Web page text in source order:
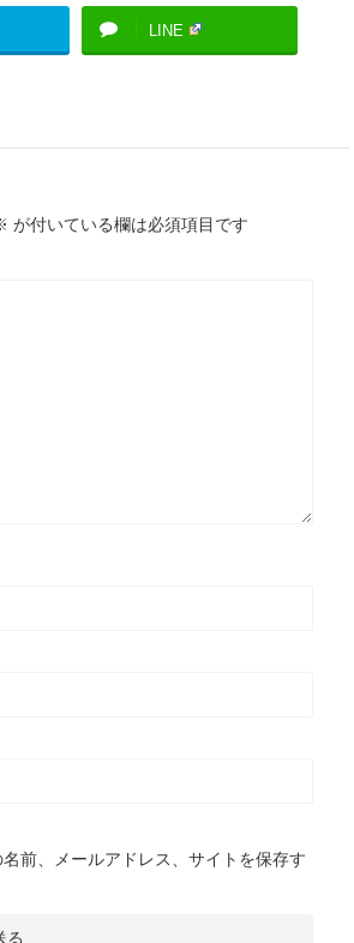
LINE
が付いている欄は必須項目です
前、メールアドレス、サイトを保存す